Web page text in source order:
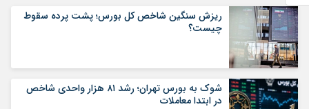
ریزش سنگین شاخص کل بورس؛ پشت پرده سقوط
چیست؟
شوک به بورس تهران؛ رشد ۸۱ هزار واحدی شاخص
در ابتدا معاملات